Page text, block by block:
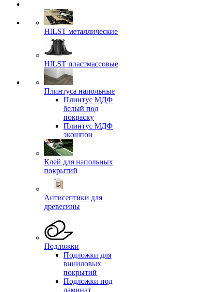
HILST металлические
HILST пластмассовые
Плинтуса напольные
Плинтус МДФ
белый под
покраску
Плинтус МДФ
экошпон
Клей для напольных
покрытий
Антисептики для
древесины
Подложки
Подложки для
виниловых
покрытий
Подложки под
ламинат